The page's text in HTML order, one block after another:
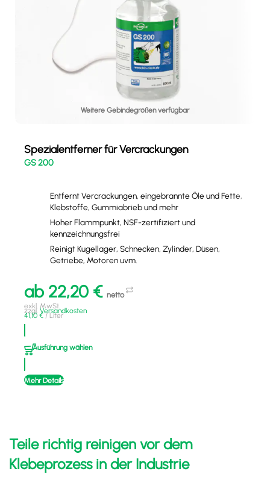
Weitere Gebindegrößen verfügbar
Spezialentferner für Vercrackungen
GS 200
Entfernt Vercrackungen, eingebrannte Öle und Fette,
Klebstoffe, Gummiabrieb und mehr
Hoher Flammpunkt, NSF-zertifiziert und
kennzeichnungsfrei
Reinigt Kugellager, Schnecken, Zylinder, Düsen,
Getriebe, Motoren uvm.
ab 22,20 € netto
exkl. MwSt.
zzgl. Versandkosten
41,10 €/Liter
Ausführung wählen
Mehr Details
Teile richtig reinigen vor dem
Klebeprozess in der Industrie